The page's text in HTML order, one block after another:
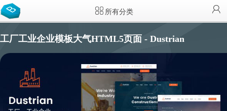
所有分类
工厂工业企业模板大气HTML5页面 - Dustrian